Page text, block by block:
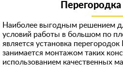
Наиболее выгодным решением
условий работы в большом по
является установка
занимается монтажом таких
использованием качественных